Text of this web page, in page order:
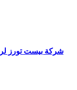
شركة بيست تورز